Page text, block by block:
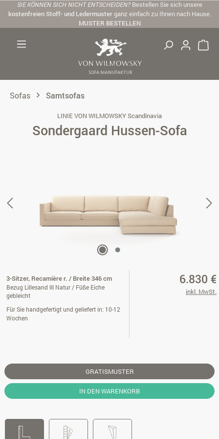
Zum Hauptinhalt springen
SIE KÖNNEN SICH NICHT ENTSCHEIDEN? Bestellen Sie sich unsere
kostenfreien Stoff- und Ledermusterganz einfach zu Ihnen nach Hause.
MUSTER BESTELLEN
Sofas Samtsofas
LINIE VON WILMOWSKY Scandinavia
Sondergaard Hussen-Sofa
3-Sitzer, Recamière r. / Breite 346 cm
Bezug Lillesand III Natur / Füße Eiche
gebleicht
Für Sie handgefertigt und geliefert in: 10-12
Wochen
6.830 €
inkl. MwSt.
GRATISMUSTER
IN DEN WARENKORB